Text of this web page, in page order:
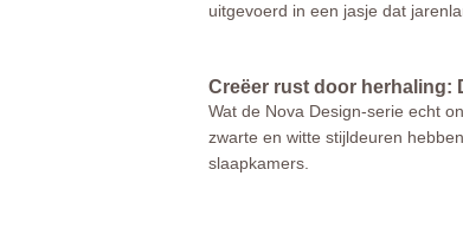
uitgevoerd in een jasje dat
Creëer rust door herhaling:
Wat de Nova Design-serie echt
zwarte en witte stijldeuren
slaapkamers.